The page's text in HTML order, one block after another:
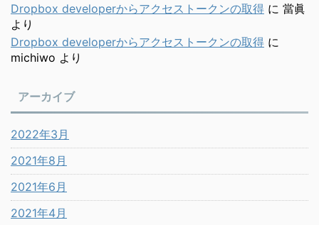
Dropbox developerからアクセストークンの取得 に 當眞
より
Dropbox developerからアクセストークンの取得 に
michiwo より
アーカイブ
2022年3月
2021年8月
2021年6月
2021年4月